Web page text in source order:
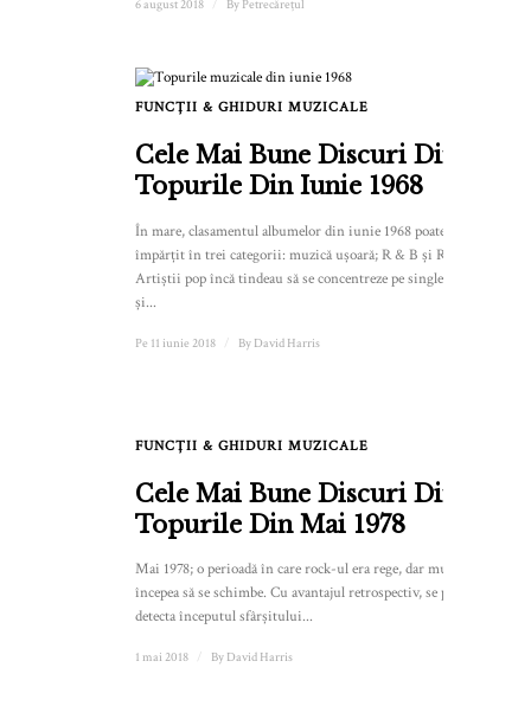
6 august 2018 By Petrecărețul
FUNCȚII & GHIDURI MUZICALE
Cele Mai Bune Discuri Din
Topurile Din Iunie 1968
În mare, clasamentul albumelor din iunie 1968 poate fi
împărțit în trei categorii: muzică ușoară; R & B și Rock.
Artiștii pop încă tindeau să se concentreze pe single-uri
și...
Pe 11 iunie 2018 By David Harris
FUNCȚII & GHIDURI MUZICALE
Cele Mai Bune Discuri Din
Topurile Din Mai 1978
Mai 1978; o perioadă în care rock-ul era rege, dar muzica
începea să se schimbe. Cu avantajul retrospectiv, se poate
detecta începutul sfârșitului...
1 mai 2018 By David Harris